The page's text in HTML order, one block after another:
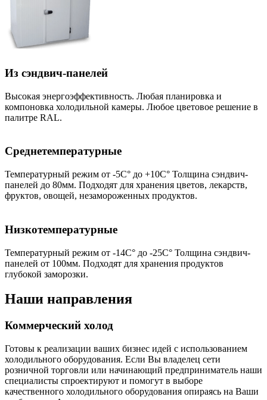
Из сэндвич-панелей
Высокая энергоэффективность. Любая планировка и
компоновка холодильной камеры. Любое цветовое решение в
палитре RAL.
Среднетемпературные
Температурный режим от -5С° до +10С° Толщина сэндвич-
панелей до 80мм. Подходят для хранения цветов, лекарств,
фруктов, овощей, незамороженных продуктов.
Низкотемпературные
Температурный режим от -14С° до -25С° Толщина сэндвич-
панелей от 100мм. Подходят для хранения продуктов
глубокой заморозки.
Наши направления
Коммерческий холод
Готовы к реализации ваших бизнес идей с использованием
холодильного оборудования. Если Вы владелец сети
розничной торговли или начинающий предприниматель наши
специалисты спроектируют и помогут в выборе
качественного холодильного оборудования опираясь на Ваши